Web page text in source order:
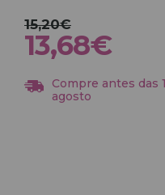
15,20€
13,68€
Compre antes das
agosto